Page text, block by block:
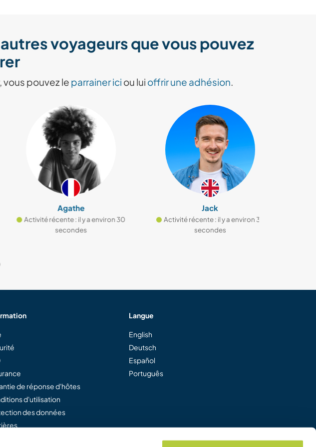
voyageurs que vous pouvez
vous pouvez le parrainer ici ou lui offrir une adhésion
Agathe
Activité récente : il y a environ 30
secondes
Activité récente : il y a environ 38
secondes
de réponse d'hôtes
d'utilisation
des données
Langue
English
Deutsch
Español
Português